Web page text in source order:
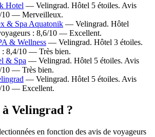
Hotel — Velingrad. Hôtel 5 étoiles. Avis
10 — Merveilleux.
& Spa Aquatonik — Velingrad. Hôtel
: 8,6/10 — Excellent.
& Wellness — Velingrad. Hôtel 3 étoiles.
: 8,4/10 — Très bien.
& Spa — Velingrad. Hôtel 5 étoiles. Avis
10 — Très bien.
— Velingrad. Hôtel 5 étoiles. Avis
10 — Excellent.
Velingrad ?
en fonction des avis de voyageurs